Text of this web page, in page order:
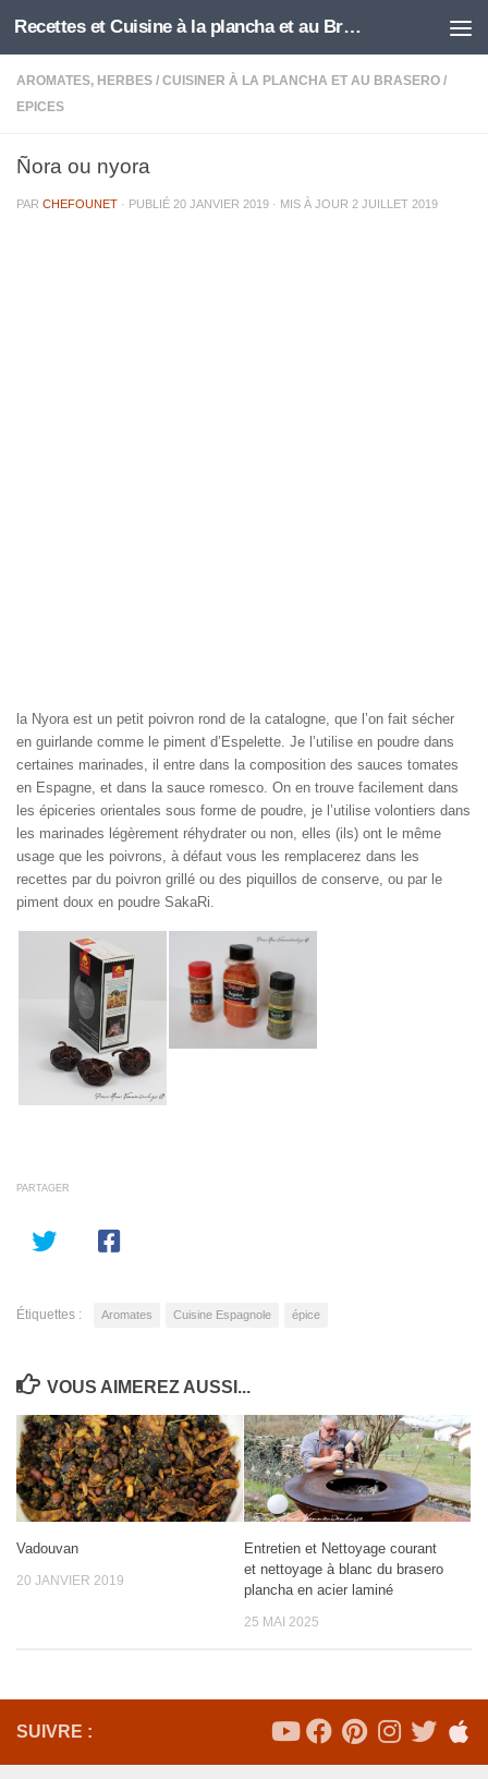
Skip to content Recettes et Cuisine à la plancha et au Brasero
AROMATES, HERBES / CUISINER À LA PLANCHA ET AU BRASERO /
EPICES
Ñora ou nyora
PAR CHEFOUNET · PUBLIÉ 20 JANVIER 2019 · MIS À JOUR 2 JUILLET 2019
la Nyora est un petit poivron rond de la catalogne, que l’on fait sécher
en guirlande comme le piment d’Espelette. Je l’utilise en poudre dans
certaines marinades, il entre dans la composition des sauces tomates
en Espagne, et dans la sauce romesco. On en trouve facilement dans
les épiceries orientales sous forme de poudre, je l’utilise volontiers dans
les marinades légèrement réhydrater ou non, elles (ils) ont le même
usage que les poivrons, à défaut vous les remplacerez dans les
recettes par du poivron grillé ou des piquillos de conserve, ou par le
piment doux en poudre SakaRi.
PARTAGER
Étiquettes : Aromates Cuisine Espagnole épice
VOUS AIMEREZ AUSSI...
Vadouvan
20 JANVIER 2019
Entretien et Nettoyage courant
et nettoyage à blanc du brasero
plancha en acier laminé
25 MAI 2025
SUIVRE :